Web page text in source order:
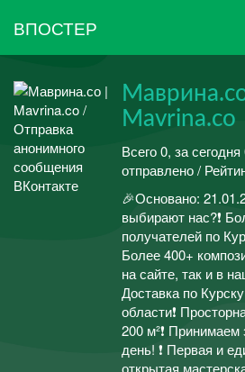
ВПОСТЕР
Маврина.со
Mavrina.co
Всего 0, за
отправлено /
🎉Основано:
выбирают нас?❗
получателей по
Более 400+
на сайте, так и в
Доставка по
области❗
200 м²❗
день! ❗ Первая и
открытая